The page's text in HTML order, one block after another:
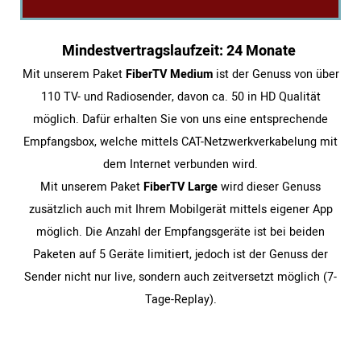
Min­dest­ver­trags­lauf­zeit: 24 Monate
Mit unserem PaketFiberTV Mediumist der Genuss von über
110 TV- und Radiosender, davon ca. 50 in HD Qualität
möglich. Dafür erhalten Sie von uns eine entsprechende
Empfangsbox, welche mittels CAT-Netzwerkverkabelung mit
dem Internet verbunden wird.
Mit unserem PaketFiberTV Largewird dieser Genuss
zusätzlich auch mit Ihrem Mobilgerät mittels eigener App
möglich. Die Anzahl der Empfangsgeräte ist bei beiden
Paketen auf 5 Geräte limitiert, jedoch ist der Genuss der
Sender nicht nur live, sondern auch zeitversetzt möglich (7-
Tage-Replay).